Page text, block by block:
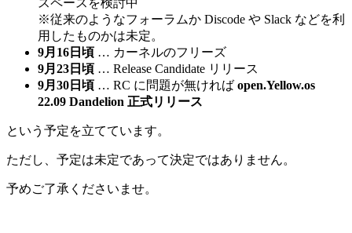
スペースを検討中
※従来のようなフォーラムか Discode や Slack などを利
用したものかは未定。
9月16日頃 … カーネルのフリーズ
9月23日頃 … Release Candidate リリース
9月30日頃 … RC に問題が無ければ open.Yellow.os
22.09 Dandelion 正式リリース
という予定を立てています。
ただし、予定は未定であって決定ではありません。
予めご了承くださいませ。